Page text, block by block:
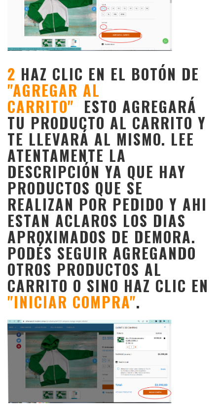
2 HAZ CLIC EN EL BOTÓN DE
"AGREGAR AL
CARRITO" ESTO AGREGARÁ
TU PRODUCTO AL CARRITO Y
TE LLEVARÁ AL MISMO. LEE
ATENTAMENTE LA
DESCRIPCIÓN YA QUE HAY
PRODUCTOS QUE SE
REALIZAN POR PEDIDO Y AHI
ESTAN ACLAROS LOS DIAS
APROXIMADOS DE DEMORA.
PODÉS SEGUIR AGREGANDO
OTROS PRODUCTOS AL
CARRITO O SINO HAZ CLIC EN
"INICIAR COMPRA".